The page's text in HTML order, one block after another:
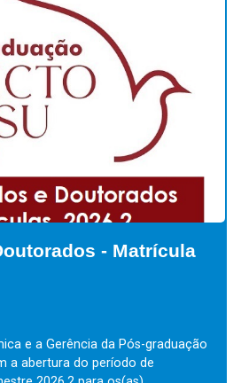
- Matrícula
e a Gerência da Pós-graduação
a abertura do período de